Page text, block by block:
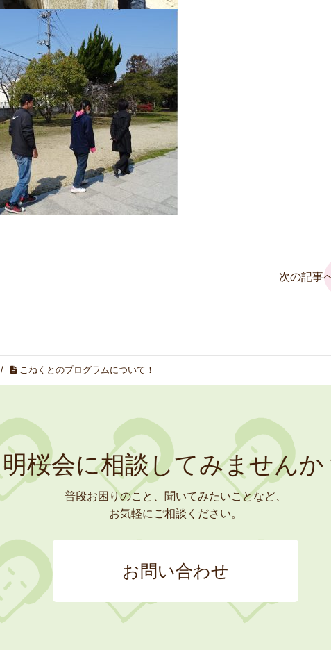
次の記事
/ こねくとのプログラムについて！
明桜会に相談してみませんか
普段お困りのこと、聞いてみたいことなど、
お気軽にご相談ください。
お問い合わせ